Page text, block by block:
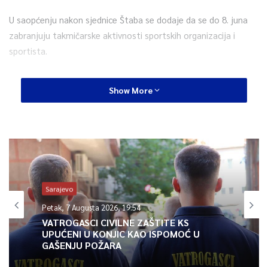
U saopćenju nakon sjednice Štaba se dodaje da se do 8. juna
zabranjuju takmičarske aktivnosti sportskih organizacija i
sportista.
Štab za vanredne situacije je Institutu za javno zdravstvo RS
I dalje će biti na snazi ranije odluke o organizovanju vaspitno-
obrazovnog rada na daljinu, te zaključak o obavezama
Univerzitetsko kliničkog centra i bolnica u Republici Srspkoj o
obaveznom provođenju mjera za reagovanje na pojavu bolesti
COVID-19.
0
Show More
Sarajevo
Petak, 7 Augusta 2026, 19:54
VATROGASCI CIVILNE ZAŠTITE KS
UPUĆENI U KONJIC KAO ISPOMOĆ U
GAŠENJU POŽARA